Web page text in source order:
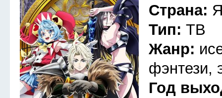
Страна:
Тип: ТВ
Жанр:
фэнтези,
Год